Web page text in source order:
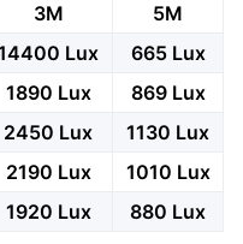
3M
5M
Lux
665 Lux
1890 Lux
869 Lux
2450 Lux
1130 Lux
2190 Lux
1010 Lux
1920 Lux 880 Lux